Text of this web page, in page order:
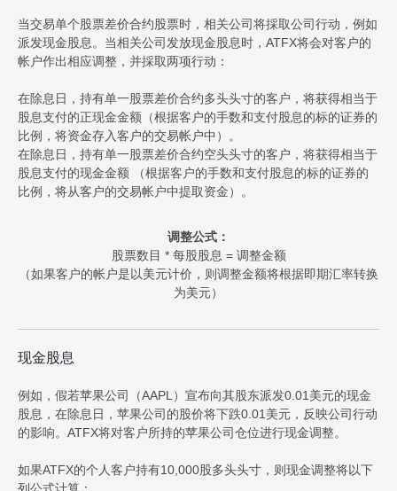
当交易单个股票差价合约股票时，相关公司将採取公司行动，例如
派发现金股息。当相关公司发放现金股息时，ATFX将会对客户的
帐户作出相应调整，并採取两项行动：
在除息日，持有单一股票差价合约多头头寸的客户，将获得相当于
股息支付的正现金金额（根据客户的手数和支付股息的标的证券的
比例，将资金存入客户的交易帐户中）。
在除息日，持有单一股票差价合约空头头寸的客户，将获得相当于
股息支付的现金金额 （根据客户的手数和支付股息的标的证券的
比例，将从客户的交易帐户中提取资金）。
调整公式：
股票数目 * 每股股息 = 调整金额
（如果客户的帐户是以美元计价，则调整金额将根据即期汇率转换
为美元）
现金股息
例如，假若苹果公司（AAPL）宣布向其股东派发0.01美元的现金
股息，在除息日，苹果公司的股价将下跌0.01美元，反映公司行动
的影响。ATFX将对客户所持的苹果公司仓位进行现金调整。
如果ATFX的个人客户持有10,000股多头头寸，则现金调整将以下
列公式计算：